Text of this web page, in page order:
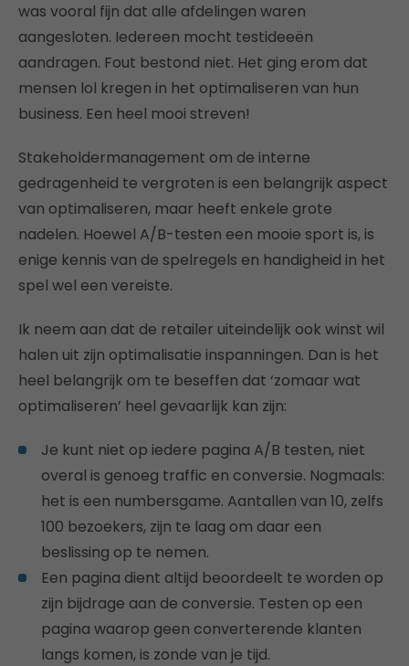
was vooral fijn dat alle afdelingen waren
aangesloten. Iedereen mocht testideeën
aandragen. Fout bestond niet. Het ging erom dat
mensen lol kregen in het optimaliseren van hun
business. Een heel mooi streven!
Stakeholdermanagement om de interne
gedragenheid te vergroten is een belangrijk aspect
van optimaliseren, maar heeft enkele grote
nadelen. Hoewel A/B-testen een mooie sport is, is
enige kennis van de spelregels en handigheid in het
spel wel een vereiste.
Ik neem aan dat de retailer uiteindelijk ook winst wil
halen uit zijn optimalisatie inspanningen. Dan is het
heel belangrijk om te beseffen dat ‘zomaar wat
optimaliseren’ heel gevaarlijk kan zijn:
Je kunt niet op iedere pagina A/B testen, niet
overal is genoeg traffic en conversie. Nogmaals:
het is een numbersgame. Aantallen van 10, zelfs
100 bezoekers, zijn te laag om daar een
beslissing op te nemen.
Een pagina dient altijd beoordeelt te worden op
zijn bijdrage aan de conversie. Testen op een
pagina waarop geen converterende klanten
langs komen, is zonde van je tijd.